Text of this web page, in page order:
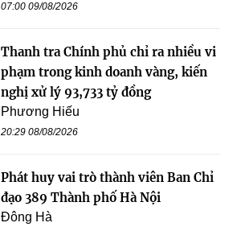
07:00 09/08/2026
Thanh tra Chính phủ chỉ ra nhiều vi
phạm trong kinh doanh vàng, kiến
nghị xử lý 93,733 tỷ đồng
Phương Hiếu
20:29 08/08/2026
Phát huy vai trò thành viên Ban Chỉ
đạo 389 Thành phố Hà Nội
Đông Hà